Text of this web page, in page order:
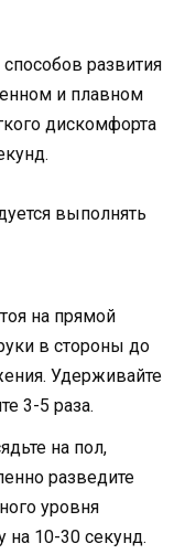
развития
и плавном
дискомфорта
выполнять
на прямой
в стороны до
Удерживайте
3-5 раза.
на пол,
разведите
уровня
на 10-30 секунд.